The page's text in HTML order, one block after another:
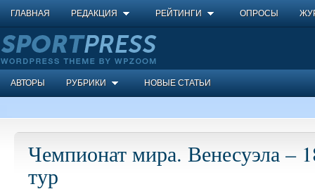
ГЛАВНАЯ РЕДАКЦИЯ РЕЙТИНГИ ОПРОСЫ
АВТОРЫ РУБРИКИ НОВЫЕ СТАТЬИ
Чемпионат мира. Венесуэла –
тур